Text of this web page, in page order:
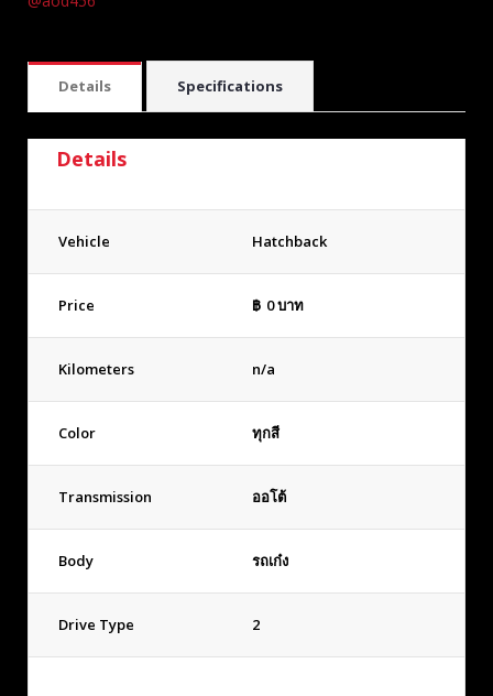
Details Specifications
Details
Vehicle Hatchback
Price ฿ 0บาท
Kilometers n/a
Color ทุกสี
Transmission ออโต้
Body รถเก๋ง
Drive Type 2